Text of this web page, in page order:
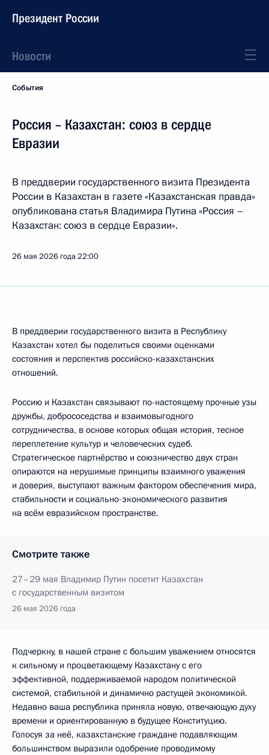
Президент России
Новости
События
Россия – Казахстан: союз в сердце
Евразии
В преддверии государственного визита Президента
России в Казахстан в газете «Казахстанская правда»
опубликована статья Владимира Путина «Россия –
Казахстан: союз в сердце Евразии».
26 мая 2026 года22:00
В преддверии государственного визита в Республику
Казахстан хотел бы поделиться своими оценками
состояния и перспектив российско-казахстанских
отношений.
Россию и Казахстан связывают по-настоящему прочные узы
дружбы, добрососедства и взаимовыгодного
сотрудничества, в основе которых общая история, тесное
переплетение культур и человеческих судеб.
Стратегическое партнёрство и союзничество двух стран
опираются на нерушимые принципы взаимного уважения
и доверия, выступают важным фактором обеспечения мира,
стабильности и социально-экономического развития
на всём евразийском пространстве.
Смотрите также
27–29 мая Владимир Путин посетит Казахстан
с государственным визитом
26 мая 2026 года
Подчеркну, в нашей стране с большим уважением относятся
к сильному и процветающему Казахстану с его
эффективной, поддерживаемой народом политической
системой, стабильной и динамично растущей экономикой.
Недавно ваша республика приняла новую, отвечающую духу
времени и ориентированную в будущее Конституцию.
Голосуя за неё, казахстанские граждане подавляющим
большинством выразили одобрение проводимому